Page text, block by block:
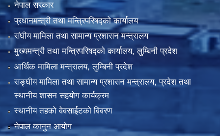
नेपाल सरकार
प्रधानमन्त्री तथा मन्त्रिपरिषद्को कार्यालय
संघीय मामिला तथा सामान्य प्रशासन मन्त्रालय
मुख्यमन्त्री तथा मन्त्रिपरिषद्को कार्यालय, लुम्बिनी प्रदेश
आर्थिक मामिला मन्त्रालय, लुम्बिनी प्रदेश
सङ्घीय मामिला तथा सामान्य प्रशासन मन्त्रालय, प्रदेश तथा
स्थानीय शासन सहयोग कार्यक्रम
स्थानीय तहको वेवसाईटको विवरण
नेपाल कानुन आयोग